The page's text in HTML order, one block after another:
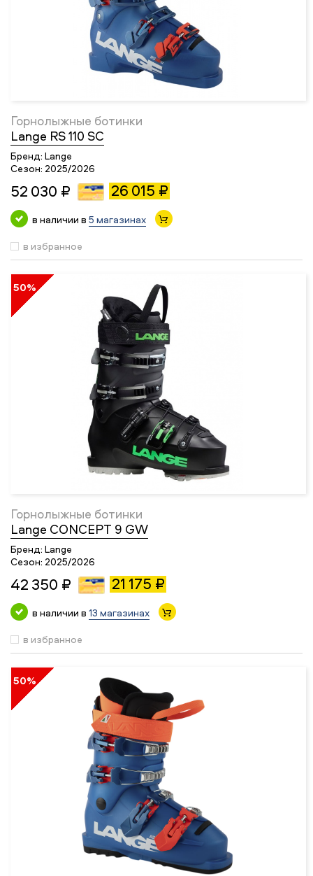
Горнолыжные ботинки
Lange RS 110 SC
Бренд: Lange
Сезон: 2025/2026
52 030 ₽ 26 015 ₽
в наличии в 5 магазинах
в избранное
50%
Горнолыжные ботинки
Lange CONCEPT 9 GW
Бренд: Lange
Сезон: 2025/2026
42 350 ₽ 21 175 ₽
в наличии в 13 магазинах
в избранное
50%